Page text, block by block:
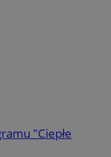
"Ciepłe